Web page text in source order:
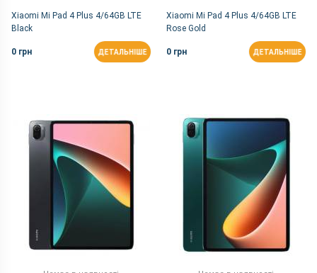
Xiaomi Mi Pad 4 Plus 4/64GB LTE
Black
0 грн ДЕТАЛЬНІШЕ
Xiaomi Mi Pad 4 Plus 4/64GB LTE
Rose Gold
0 грн ДЕТАЛЬНІШЕ